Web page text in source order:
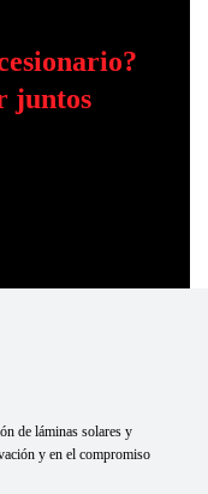
juntos
de láminas solares y
y en el compromiso